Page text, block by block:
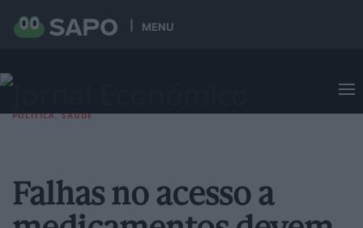
MENU
POLÍTICA,SAÚDE
Falhas no acesso a